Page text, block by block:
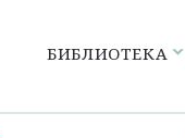
БИБЛИОТЕКА